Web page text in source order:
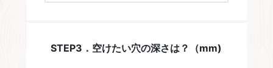
STEP3．空けたい穴の深さは？（mm)